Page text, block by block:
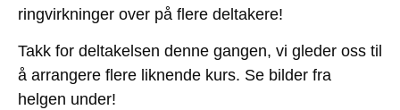
ringvirkninger over på flere deltakere!
Takk for deltakelsen denne gangen, vi gleder oss til
å arrangere flere liknende kurs. Se bilder fra
helgen under!